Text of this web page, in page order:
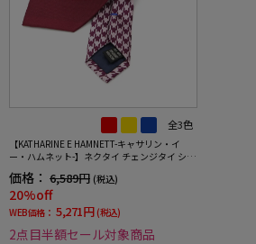
全3色
【KATHARINE E HAMNETT-キャサリン・イ
ー・ハムネット-】ネクタイ チェンジタイ シル
鳥格子
価格： 6,589円 (税込)
20%off
WEB価格： 5,271円 (税込)
2点目半額セール対象商品